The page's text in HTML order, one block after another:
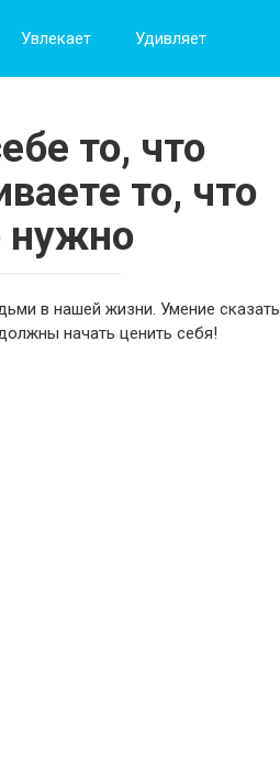
Увлекает Удивляет
то, что
то, что
нужно
в нашей жизни. Умение сказать
начать ценить себя!